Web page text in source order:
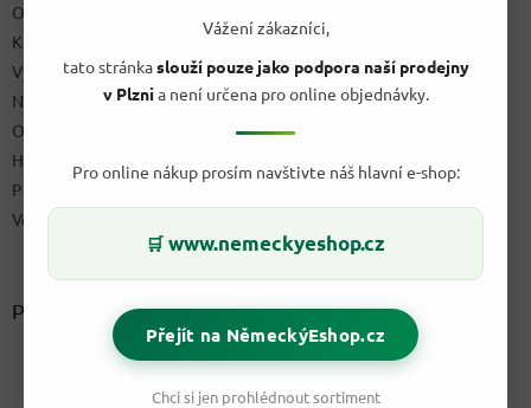
Vážení zákazníci,
tato stránkaslouží pouze jako podpora naší prodejny
v Plznia není určena pro online objednávky.
Pro online nákup prosím navštivte náš hlavní e-shop:
🛒 www.nemeckyeshop.cz
Přejít na NěmeckýEshop.cz
Chci si jen prohlédnout sortiment
Obchodní podmínky
Kontakty
Výdejní místo
Napište nám
Ochrana osobních údajů GDPR
Hodnocení obchodu
Podmínky uplatnění práv z vadného plnění a reklamační řád
Velkoobchod
Přijímáme online platby